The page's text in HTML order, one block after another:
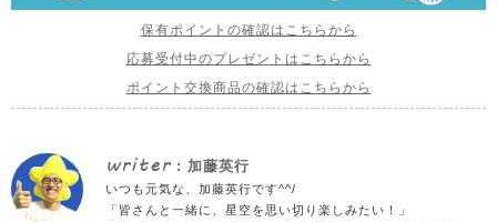
保有ポイントの確認はこちらから
応募受付中のプレゼントはこちらから
ポイント交換商品の確認はこちらから
writer : 加藤英行
いつも元気な、加藤英行です^^/
「皆さんと一緒に、星空を思い切り楽しみたい！」